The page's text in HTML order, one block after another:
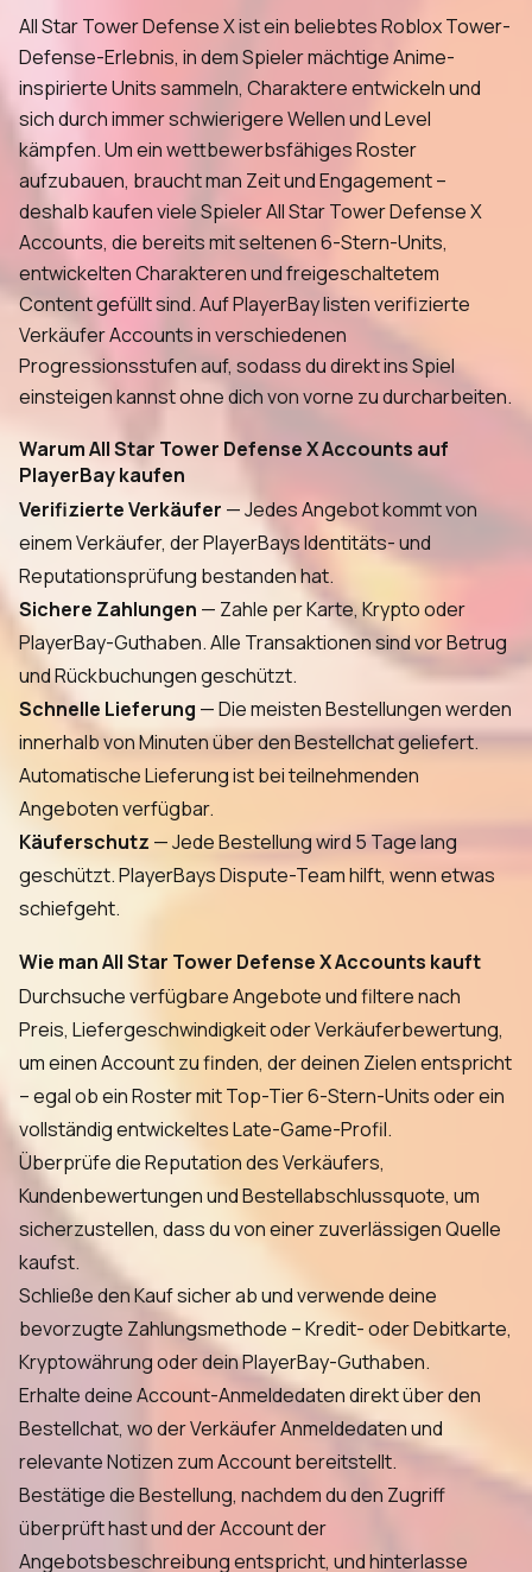
All Star Tower Defense X ist ein beliebtes Roblox Tower-
Defense-Erlebnis, in dem Spieler mächtige Anime-
inspirierte Units sammeln, Charaktere entwickeln und
sich durch immer schwierigere Wellen und Level
kämpfen. Um ein wettbewerbsfähiges Roster
aufzubauen, braucht man Zeit und Engagement –
deshalb kaufen viele Spieler All Star Tower Defense X
Accounts, die bereits mit seltenen 6-Stern-Units,
entwickelten Charakteren und freigeschaltetem
Content gefüllt sind. Auf PlayerBay listen verifizierte
Verkäufer Accounts in verschiedenen
Progressionsstufen auf, sodass du direkt ins Spiel
einsteigen kannst ohne dich von vorne zu durcharbeiten.
Warum All Star Tower Defense X Accounts auf
PlayerBay kaufen
Verifizierte Verkäufer — Jedes Angebot kommt von
einem Verkäufer, der PlayerBays Identitäts- und
Reputationsprüfung bestanden hat.
Sichere Zahlungen — Zahle per Karte, Krypto oder
PlayerBay-Guthaben. Alle Transaktionen sind vor Betrug
und Rückbuchungen geschützt.
Schnelle Lieferung — Die meisten Bestellungen werden
innerhalb von Minuten über den Bestellchat geliefert.
Automatische Lieferung ist bei teilnehmenden
Angeboten verfügbar.
Käuferschutz — Jede Bestellung wird 5 Tage lang
geschützt. PlayerBays Dispute-Team hilft, wenn etwas
schiefgeht.
Wie man All Star Tower Defense X Accounts kauft
Durchsuche verfügbare Angebote und filtere nach
Preis, Liefergeschwindigkeit oder Verkäuferbewertung,
um einen Account zu finden, der deinen Zielen entspricht
– egal ob ein Roster mit Top-Tier 6-Stern-Units oder ein
vollständig entwickeltes Late-Game-Profil.
Überprüfe die Reputation des Verkäufers,
Kundenbewertungen und Bestellabschlussquote, um
sicherzustellen, dass du von einer zuverlässigen Quelle
kaufst.
Schließe den Kauf sicher ab und verwende deine
bevorzugte Zahlungsmethode – Kredit- oder Debitkarte,
Kryptowährung oder dein PlayerBay-Guthaben.
Erhalte deine Account-Anmeldedaten direkt über den
Bestellchat, wo der Verkäufer Anmeldedaten und
relevante Notizen zum Account bereitstellt.
Bestätige die Bestellung, nachdem du den Zugriff
überprüft hast und der Account der
Angebotsbeschreibung entspricht, und hinterlasse